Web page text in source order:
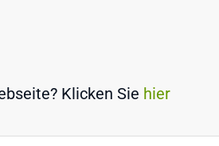
Klicken Sie hier